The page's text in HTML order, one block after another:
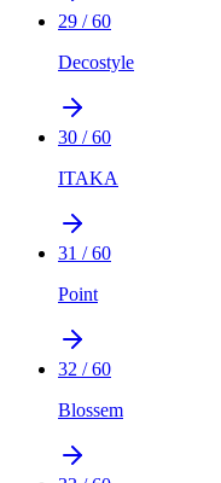
29 /60
Decostyle
30 /60
ITAKA
31 /60
Point
32 /60
Blossem